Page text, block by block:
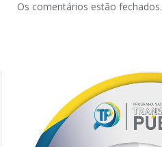
Os comentários estão fechados.